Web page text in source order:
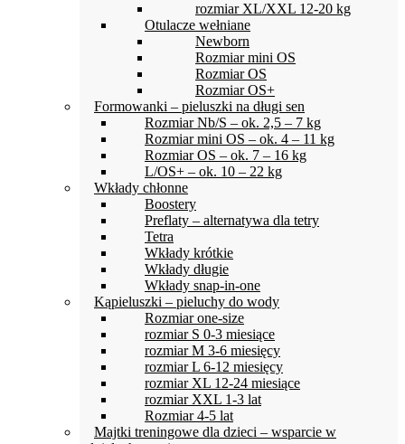
rozmiar XL/XXL 12-20 kg
Otulacze wełniane
Newborn
Rozmiar mini OS
Rozmiar OS
Rozmiar OS+
Formowanki – pieluszki na długi sen
Rozmiar Nb/S – ok. 2,5 – 7 kg
Rozmiar mini OS – ok. 4 – 11 kg
Rozmiar OS – ok. 7 – 16 kg
L/OS+ – ok. 10 – 22 kg
Wkłady chłonne
Boostery
Preflaty – alternatywa dla tetry
Tetra
Wkłady krótkie
Wkłady długie
Wkłady snap-in-one
Kąpieluszki – pieluchy do wody
Rozmiar one-size
rozmiar S 0-3 miesiące
rozmiar M 3-6 miesięcy
rozmiar L 6-12 miesięcy
rozmiar XL 12-24 miesiące
rozmiar XXL 1-3 lat
Rozmiar 4-5 lat
Majtki treningowe dla dzieci – wsparcie w